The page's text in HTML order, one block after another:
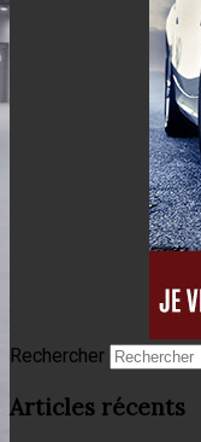
Rechercher
Articles récents